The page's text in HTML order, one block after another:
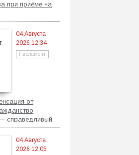
при приёме на
04 Августа
2026 12:34
Парламент
от
справедливый
04 Августа
2026 12:05